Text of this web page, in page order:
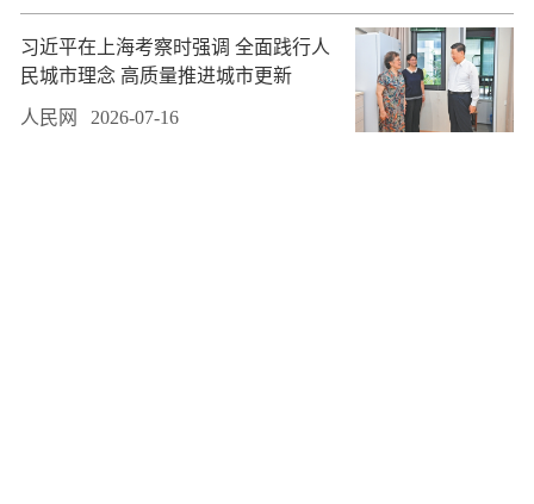
习近平在上海考察时强调 全面践行人
民城市理念 高质量推进城市更新
人民网 2026-07-16